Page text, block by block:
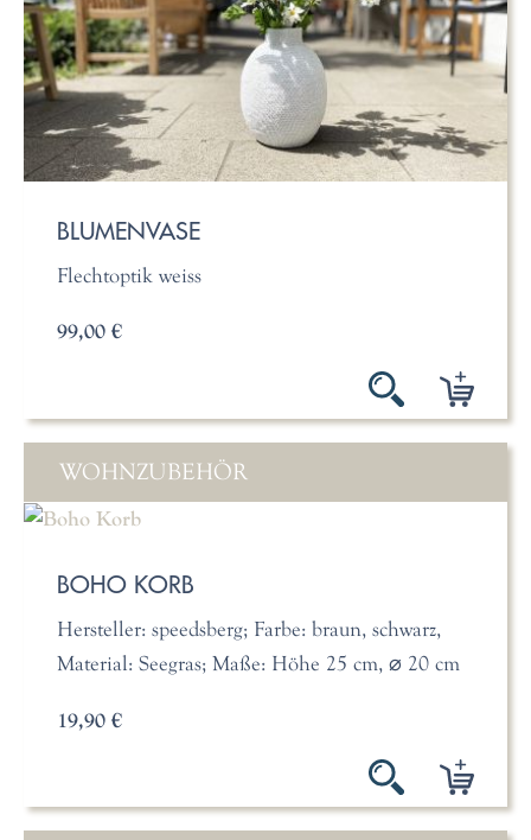
BLUMENVASE
Flechtoptik weiss
99,00 €
WOHNZUBEHÖR
BOHO KORB
Hersteller: speedsberg; Farbe: braun, schwarz,
Material: Seegras; Maße: Höhe 25 cm, ⌀ 20 cm
19,90 €